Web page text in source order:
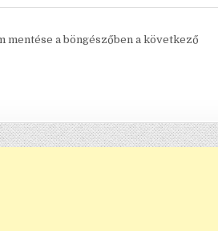
mentése a böngészőben a következő